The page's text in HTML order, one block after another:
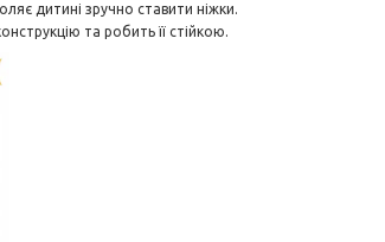
дитині зручно ставити ніжки.
та робить її стійкою.